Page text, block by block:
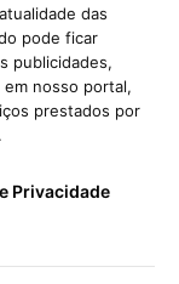
das
pode ficar
publicidades,
nosso portal,
prestados por
Privacidade